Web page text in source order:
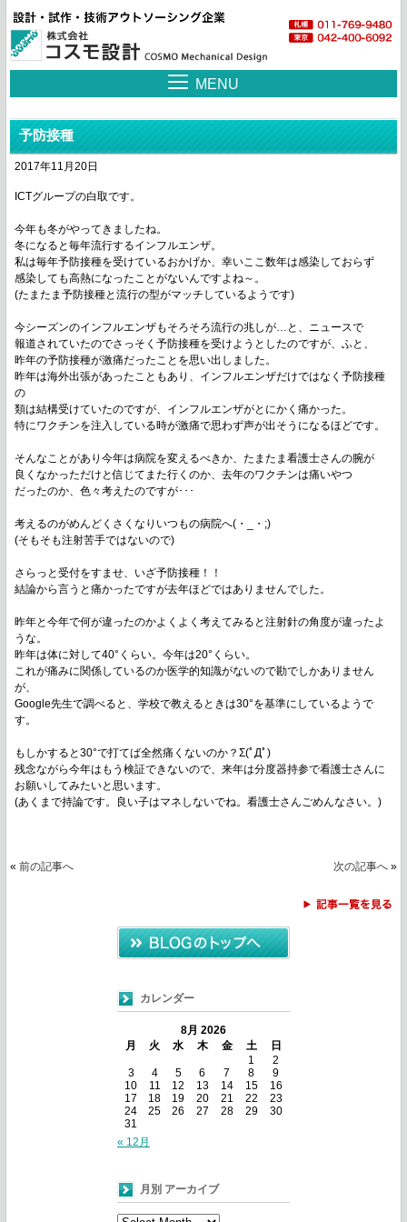
MENU
予防接種
2017年11月20日
ICTグループの白取です。
今年も冬がやってきましたね。
冬になると毎年流行するインフルエンザ。
私は毎年予防接種を受けているおかげか、幸いここ数年は感染しておらず
感染しても高熱になったことがないんですよね～。
(たまたま予防接種と流行の型がマッチしているようです)
今シーズンのインフルエンザもそろそろ流行の兆しが…と、ニュースで
報道されていたのでさっそく予防接種を受けようとしたのですが、ふと、
昨年の予防接種が激痛だったことを思い出しました。
昨年は海外出張があったこともあり、インフルエンザだけではなく予防接種
の
類は結構受けていたのですが、インフルエンザがとにかく痛かった。
特にワクチンを注入している時が激痛で思わず声が出そうになるほどです。
そんなことがあり今年は病院を変えるべきか、たまたま看護士さんの腕が
良くなかっただけと信じてまた行くのか、去年のワクチンは痛いやつ
だったのか、色々考えたのですが･･･
考えるのがめんどくさくなりいつもの病院へ(・_・;)
(そもそも注射苦手ではないので)
さらっと受付をすませ、いざ予防接種！！
結論から言うと痛かったですが去年ほどではありませんでした。
昨年と今年で何が違ったのかよくよく考えてみると注射針の角度が違ったよ
うな。
昨年は体に対して40°くらい。今年は20°くらい。
これが痛みに関係しているのか医学的知識がないので勘でしかありません
が、
Google先生で調べると、学校で教えるときは30°を基準にしているようで
す。
もしかすると30°で打てば全然痛くないのか？Σ(ﾟДﾟ)
残念ながら今年はもう検証できないので、来年は分度器持参で看護士さんに
お願いしてみたいと思います。
(あくまで持論です。良い子はマネしないでね。看護士さんごめんなさい。)
«前の記事へ 次の記事へ»
カレンダー
8月 2026
月
火 水 木 金 土
日
1
2
3
4 5 6 7 8
9
10
11 12 13 14 15
16
17
18 19 20 21 22
23
24
25 26 27 28 29
30
31
« 12月
月別 アーカイブ